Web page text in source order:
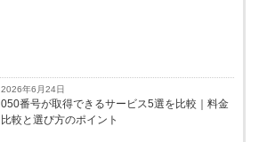
2026年6月24日
050番号が取得できるサービス5選を比較｜料金
比較と選び方のポイント